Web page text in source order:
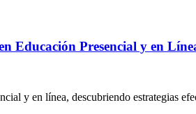
Educación Presencial y en
y en línea, descubriendo estrategias